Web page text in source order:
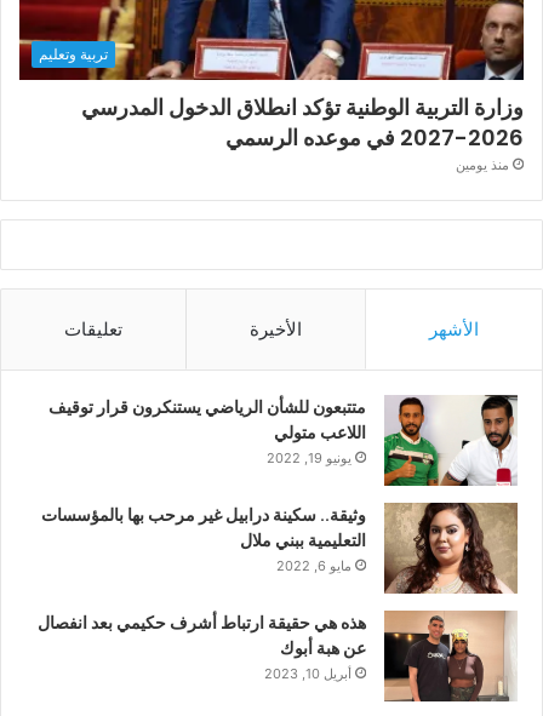
تربية وتعليم
وزارة التربية الوطنية تؤكد انطلاق الدخول المدرسي
2026-2027 في موعده الرسمي
منذ يومين
الأشهر الأخيرة تعليقات
متتبعون للشأن الرياضي يستنكرون قرار توقيف
اللاعب متولي
يونيو 19, 2022
وثيقة.. سكينة درابيل غير مرحب بها بالمؤسسات
التعليمية ببني ملال
مايو 6, 2022
هذه هي حقيقة ارتباط أشرف حكيمي بعد انفصال
عن هبة أبوك
أبريل 10, 2023